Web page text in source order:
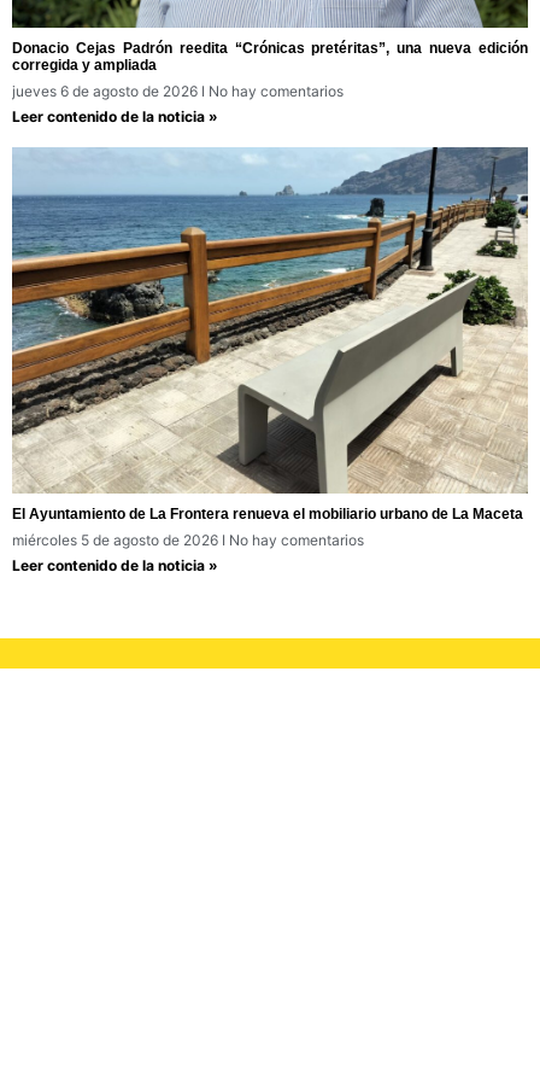
Donacio Cejas Padrón reedita “Crónicas pretéritas”, una nueva edición
corregida y ampliada
jueves 6 de agosto de 2026
No hay comentarios
Leer contenido de la noticia »
El Ayuntamiento de La Frontera renueva el mobiliario urbano de La Maceta
miércoles 5 de agosto de 2026
No hay comentarios
Leer contenido de la noticia »